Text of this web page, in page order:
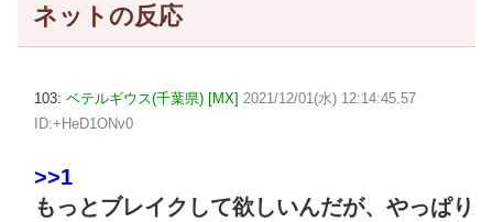
ネットの反応
103: ベテルギウス(千葉県) [MX] 2021/12/01(水) 12:14:45.57
ID:+HeD1ONv0
>>1
もっとブレイクして欲しいんだが、やっぱり